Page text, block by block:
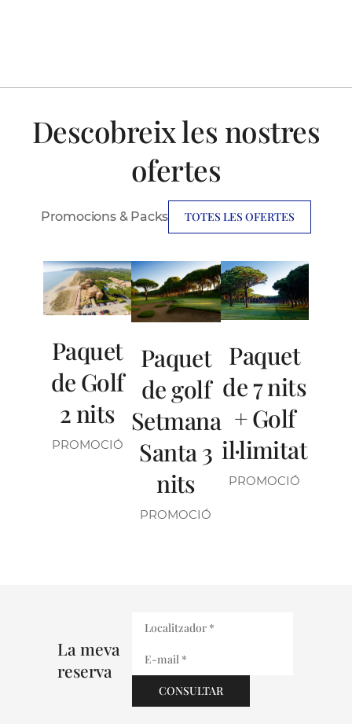
Descobreix les nostres
ofertes
Promocions & Packs TOTES LES OFERTES
Paquet
de Golf
2 nits
PROMOCIÓ
Paquet
de golf
Setmana
Santa 3
nits
PROMOCIÓ
Paquet
de 7 nits
+ Golf
il·limitat
PROMOCIÓ
La meva
reserva